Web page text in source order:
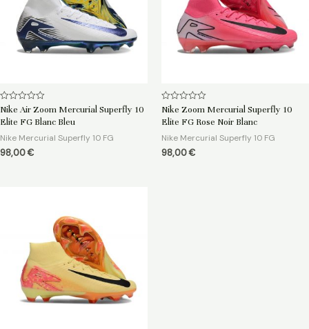
Note
sur
Nike Air Zoom Mercurial Superfly 10
Elite FG Blanc Bleu
Nike Mercurial Superfly 10 FG
98,00€
Note
sur
Nike Zoom Mercurial Superfly 10
Elite FG Rose Noir Blanc
Nike Mercurial Superfly 10 FG
98,00€